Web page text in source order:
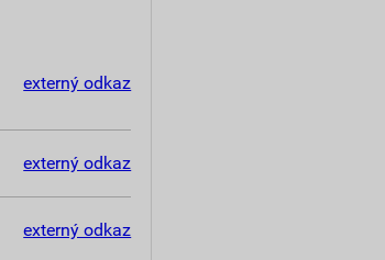
externý odkaz
externý odkaz
externý odkaz